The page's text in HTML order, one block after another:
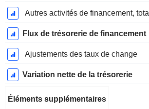
Autres activités de financement, total
Flux de trésorerie de financement
Ajustements des taux de change
Variation nette de la trésorerie
Éléments supplémentaires